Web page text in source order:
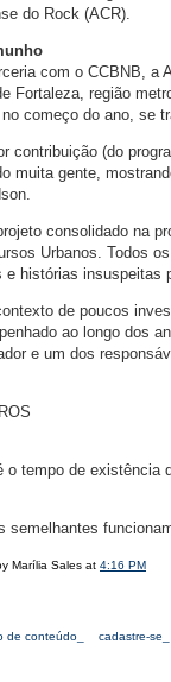
do Rock (ACR).
com o CCBNB, a
Fortaleza, região
começo do ano, se
contribuição (do
muita gente,
consolidado na
Urbanos. Todos
e histórias insuspeitas
de poucos
ao longo dos
e um dos
o tempo de existência
semelhantes
Marília Sales at 4:16 PM
de conteúdo_ cadastre-se_